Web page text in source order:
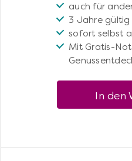
auch für
3 Jahre gültig
sofort selbst
Mit Gratis-
In den